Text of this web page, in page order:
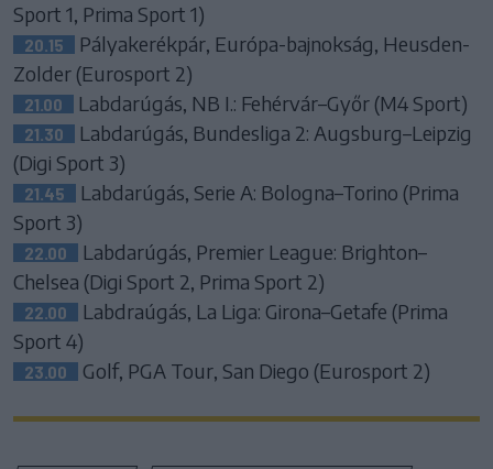
Sport 1, Prima Sport 1)
20.15
Pályakerékpár, Európa-bajnokság, Heusden-
Zolder (Eurosport 2)
21.00 Labdarúgás, NB I.: Fehérvár–Győr (M4 Sport)
21.30
Labdarúgás, Bundesliga 2: Augsburg–Leipzig
(Digi Sport 3)
21.45
Labdarúgás, Serie A: Bologna–Torino (Prima
Sport 3)
22.00
Labdarúgás, Premier League: Brighton–
Chelsea (Digi Sport 2, Prima Sport 2)
22.00
Labdraúgás, La Liga: Girona–Getafe (Prima
Sport 4)
23.00 Golf, PGA Tour, San Diego (Eurosport 2)